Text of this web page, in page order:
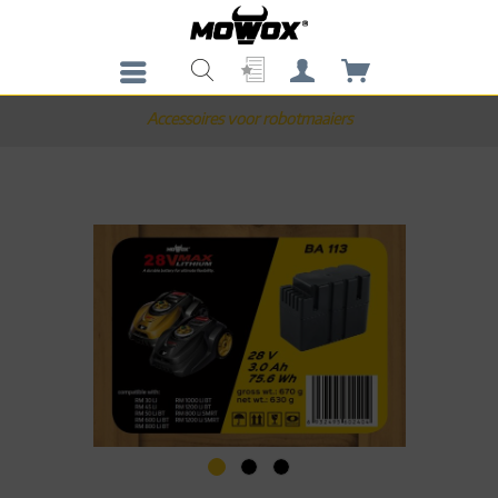
Accessoires voor robotmaaiers